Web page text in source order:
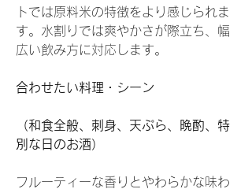
トでは原料米の特徴をより感じられま
す。水割りでは爽やかさが際立ち、幅
広い飲み方に対応します。
合わせたい料理・シーン
（和食全般、刺身、天ぷら、晩酌、特
別な日のお酒）
フルーティーな香りとやわらかな味わ